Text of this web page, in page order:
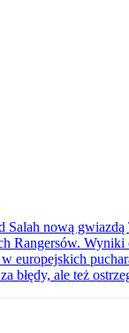
Salah nową gwiazdą
Rangersów.
europejskich
błędy, ale też